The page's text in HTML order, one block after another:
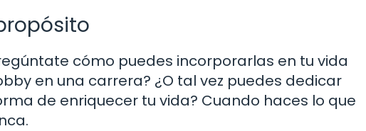
cómo puedes incorporarlas en tu vida
en una carrera? ¿O tal vez puedes dedicar
de enriquecer tu vida? Cuando haces lo que